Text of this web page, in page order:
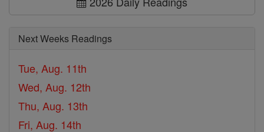
Next Weeks Readings
Tue, Aug. 11th
Wed, Aug. 12th
Thu, Aug. 13th
Fri, Aug. 14th